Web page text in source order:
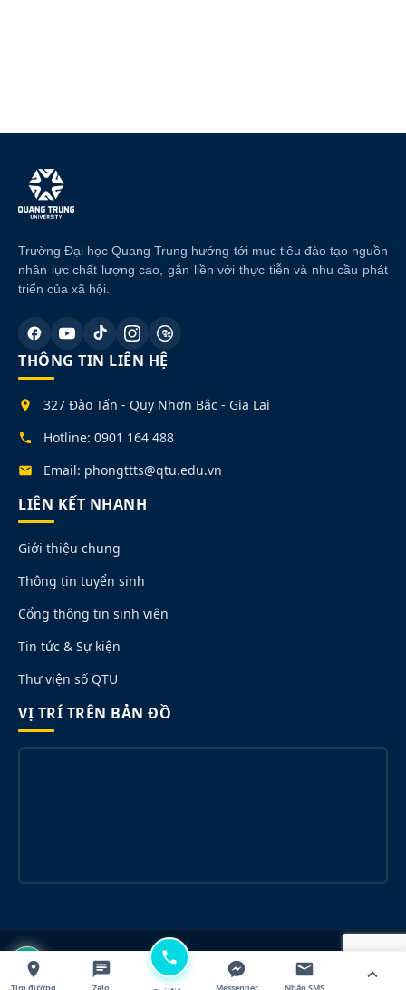
Trường Đại học Quang Trung hướng tới mục tiêu đào tạo nguồn
nhân lực chất lượng cao, gắn liền với thực tiễn và nhu cầu phát
triển của xã hội.
THÔNG TIN LIÊN HỆ
327 Đào Tấn - Quy Nhơn Bắc - Gia Lai
Hotline: 0901 164 488
Email: phongttts@qtu.edu.vn
LIÊN KẾT NHANH
Giới thiệu chung
Thông tin tuyển sinh
Cổng thông tin sinh viên
Tin tức & Sự kiện
Thư viện số QTU
VỊ TRÍ TRÊN BẢN ĐỒ
© 2026 Trường Đại học Quang Trung. All rights reserved.
Designed for QTU.